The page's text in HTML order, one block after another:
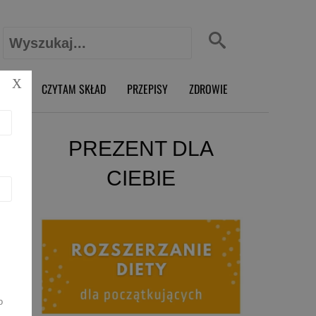
Szukaj:
RD CZYTAM SKŁAD PRZEPISY ZDROWIE
PREZENT DLA
CIEBIE
X